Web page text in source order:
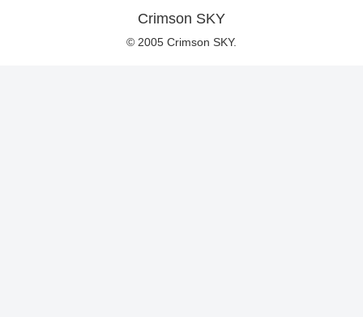
Crimson SKY
© 2005 Crimson SKY.